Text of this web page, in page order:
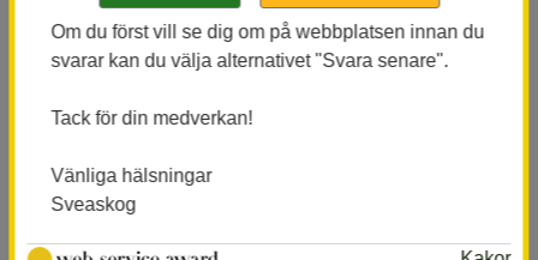
De som genomförde bränningen åt Sveaskog var
Skogsstyrelsen.
Om du först vill se dig om på webbplatsen innan du
svarar kan du välja alternativet "Svara senare".
Tack för din medverkan!
Vänliga hälsningar
Sveaskog